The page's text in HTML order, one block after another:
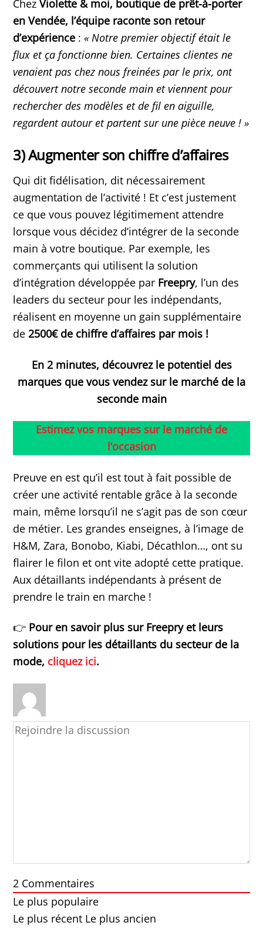
ChezViolette & moi, boutique de prêt-à-porter
en Vendée, l’équipe raconte son retour
d’expérience :« Notre premier objectif était le
flux et ça fonctionne bien. Certaines clientes ne
venaient pas chez nous freinées par le prix, ont
découvert notre seconde main et viennent pour
rechercher des modèles et de fil en aiguille,
regardent autour et partent sur une pièce neuve ! »
3) Augmenter son chiffre d’affaires
Qui dit fidélisation, dit nécessairement
augmentation de l’activité ! Et c’est justement
ce que vous pouvez légitimement attendre
lorsque vous décidez d’intégrer de la seconde
main à votre boutique. Par exemple, les
commerçants qui utilisent la solution
d’intégration développée par Freepry, l’un des
leaders du secteur pour les indépendants,
réalisent en moyenne un gain supplémentaire
de2500€ de chiffre d’affaires par mois !
En 2 minutes, découvrez le potentiel des
marques que vous vendez sur le marché de la
seconde main
Estimez vos marques sur le marché de
l’occasion
Preuve en est qu’il est tout à fait possible de
créer une activité rentable grâce à la seconde
main, même lorsqu’il ne s’agit pas de son cœur
de métier. Les grandes enseignes, à l’image de
H&M, Zara, Bonobo, Kiabi, Décathlon…, ont su
flairer le filon et ont vite adopté cette pratique.
Aux détaillants indépendants à présent de
prendre le train en marche !
👉 Pour en savoir plus sur Freepry et leurs
solutions pour les détaillants du secteur de la
mode, cliquez ici.
2 Commentaires
Le plus populaire
Le plus récent Le plus ancien